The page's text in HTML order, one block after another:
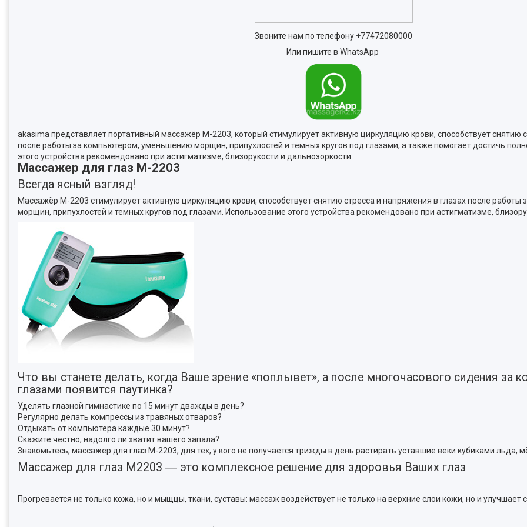
Звоните нам по телефону +77472080000
Или пишите в WhatsApp
akasima представляет портативный массажёр M-2203, который стимулирует активную циркуляцию крови, способствует снятию
после работы за компьютером, уменьшению морщин, припухлостей и темных кругов под глазами, а также помогает достичь
этого устройства рекомендовано при астигматизме, близорукости и дальнозоркости.
Массажер для глаз М-2203
Всегда ясный взгляд!
Массажёр M-2203 стимулирует активную циркуляцию крови, способствует снятию стресса и напряжения в глазах после
морщин, припухлостей и темных кругов под глазами. Использование этого устройства рекомендовано при астигматизме,
Что вы станете делать, когда Ваше зрение «поплывет», а после многочасового сидения за
глазами появится паутинка?
Уделять глазной гимнастике по 15 минут дважды в день?
Регулярно делать компрессы из травяных отваров?
Отдыхать от компьютера каждые 30 минут?
Скажите честно, надолго ли хватит вашего запала?
Знакомьтесь, массажер для глаз M-2203, для тех, у кого не получается трижды в день растирать уставшие веки кубиками льда,
Массажер для глаз М2203 ― это комплексное решение для здоровья Ваших глаз
Прогревается не только кожа, но и мыщцы, ткани, суставы: массаж воздействует не только на верхние слои кожи, но и улучшает